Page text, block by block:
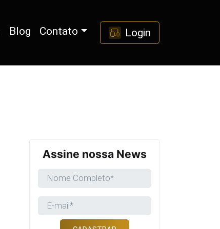
Blog Contato Login
Assine nossa News